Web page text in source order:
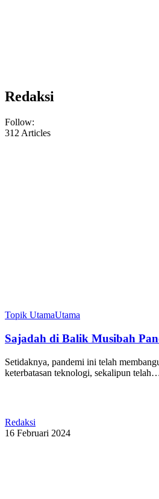
Redaksi
Follow:
312 Articles
Topik UtamaUtama
Sajadah di Balik Musibah
Setidaknya, pandemi ini telah
keterbatasan teknologi, sekalipun
Redaksi
16 Februari 2024